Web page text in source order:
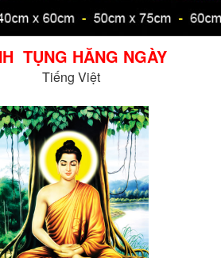
TỤNG HẰNG NGÀY
Tiếng Việt